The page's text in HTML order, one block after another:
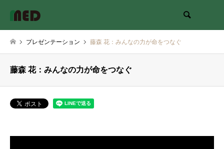
プレゼンテーション 藤森 花：みんなの力が命をつなぐ
藤森 花：みんなの力が命をつなぐ